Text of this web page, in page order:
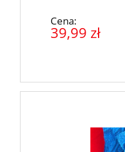
Cena:
39,99 zł